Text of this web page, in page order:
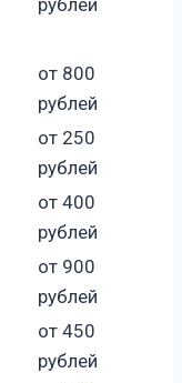
от 800
рублей
от 250
рублей
от 400
рублей
от 900
рублей
от 450
рублей